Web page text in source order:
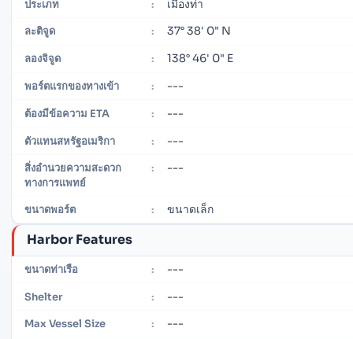
ประเภท : เมืองท่า
ละติจูด : 37° 38' 0" N
ลองจิจูด : 138° 46' 0" E
พอร์ตแรกของทางเข้า : ---
ต้องมีข้อความ ETA : ---
ตัวแทนสหรัฐอเมริกา : ---
สิ่งอำนวยความสะดวก
ทางการแพทย์
: ---
ขนาดพอร์ต : ขนาดเล็ก
Harbor Features
ขนาดท่าเรือ : ---
Shelter : ---
Max Vessel Size : ---